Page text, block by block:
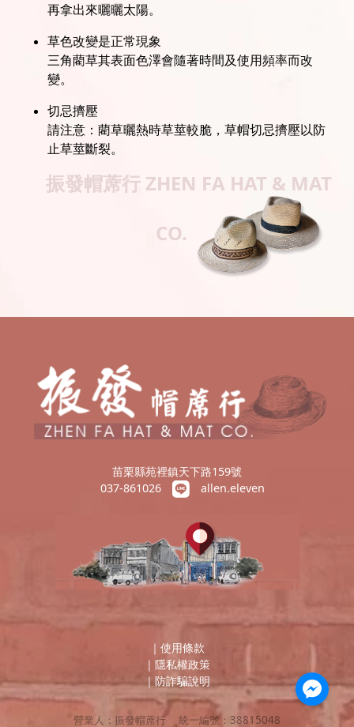
再拿出來曬曬太陽。
草色改變是正常現象
三角藺草其表面色澤會隨著時間及使用頻率而改
變。
切忌擠壓
請注意：藺草曬熱時草莖較脆，草帽切忌擠壓以防
止草莖斷裂。
振發帽蓆行 ZHEN FA HAT & MAT
CO.
苗栗縣苑裡鎮天下路159號
037-861026
allen.eleven
｜ 使用條款
｜ 隱私權政策
｜防詐騙說明
營業人： 振發帽蓆行 統一編號： 38815048